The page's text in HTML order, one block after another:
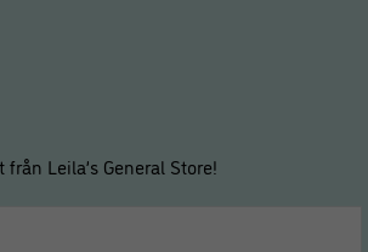
Leila’s General Store!